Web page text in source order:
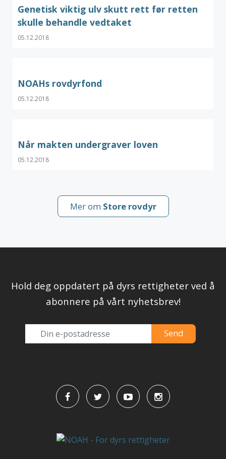
Genetisk viktig ulv skutt rett før retten
skulle behandle vedtaket
05.12.2018
NOAHs rovdyrfond
05.12.2018
Når makten undergraver loven
05.12.2018
Mer om Store rovdyr
Hold deg oppdatert på dyrs rettigheter ved å
abonnere på vårt nyhetsbrev!